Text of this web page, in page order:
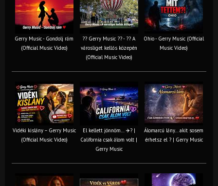
Gerry Music - Gondolj rám
(Official Music Video)
?? Gerry Music ?? - ?? A
városliget kellős közepén
(Official Music Video)
Ohio - Gerry Music (Official
Music Video)
Vidéki kislány – Gerry Music
(Official Music Video)
El kellett jönnöm… ✈️? |
California csak álom volt |
Gerry Music
Álomarcú lány… akit sosem
érhetsz el ? | Gerry Music